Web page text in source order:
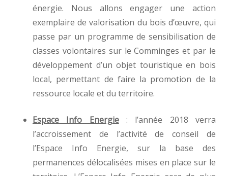
énergie. Nous allons engager une action
exemplaire de valorisation du bois d’œuvre, qui
passe par un programme de sensibilisation de
classes volontaires sur le Comminges et par le
développement d’un objet touristique en bois
local, permettant de faire la promotion de la
ressource locale et du territoire.
Espace Info Energie: l’année 2018 verra
l’accroissement de l’activité de conseil de
l’Espace Info Energie, sur la base des
permanences délocalisées mises en place sur le